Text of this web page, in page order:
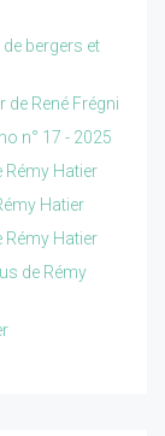
bergers et
de René Frégni
n° 17 - 2025
Rémy Hatier
Hatier
Rémy Hatier
de Rémy